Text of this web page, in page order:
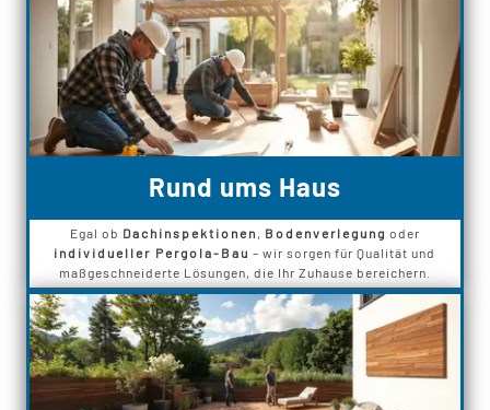
Rund ums Haus
Egal ob Dachinspektionen Bodenverlegung oder
individueller Pergola-Bau – wir sorgen für Qualität und
maßgeschneiderte Lösungen, die Ihr Zuhause bereichern.